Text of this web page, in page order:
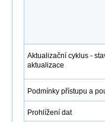
Aktualizační cyklus -
aktualizace
Podmínky přístupu a
Prohlížení dat